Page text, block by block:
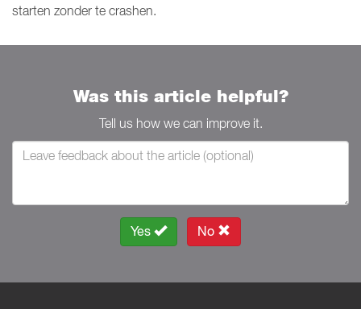
starten zonder te crashen.
Was this article helpful?
Tell us how we can improve it.
Yes No